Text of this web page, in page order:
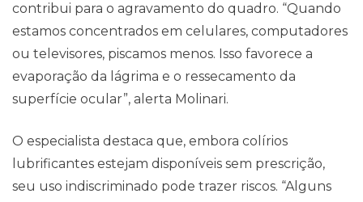
contribui para o agravamento do quadro. “Quando
estamos concentrados em celulares, computadores
ou televisores, piscamos menos. Isso favorece a
evaporação da lágrima e o ressecamento da
superfície ocular”, alerta Molinari.
O especialista destaca que, embora colírios
lubrificantes estejam disponíveis sem prescrição,
seu uso indiscriminado pode trazer riscos. “Alguns